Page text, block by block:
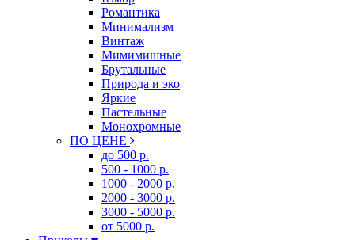
Романтика
Минимализм
Винтаж
Мимимишные
Брутальные
Природа и эко
Яркие
Пастельные
Монохромные
ПО ЦЕНЕ
до 500 р.
500 - 1000 р.
1000 - 2000 р.
2000 - 3000 р.
3000 - 5000 р.
от 5000 р.